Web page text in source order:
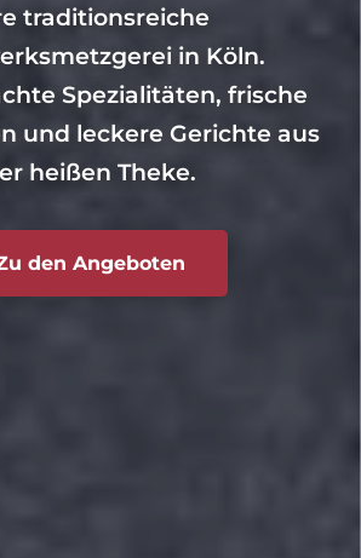
traditionsreiche
in Köln.
Spezialitäten, frische
und leckere Gerichte aus
heißen Theke.
den Angeboten